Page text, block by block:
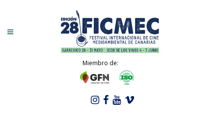
Miembro de: